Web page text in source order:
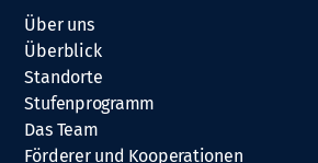
Über uns
Überblick
Standorte
Stufenprogramm
Das Team
Förderer und Kooperationen